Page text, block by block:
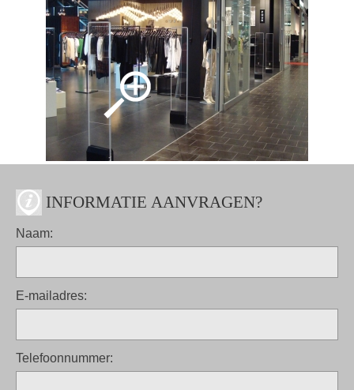
INFORMATIE AANVRAGEN?
Naam:
E-mailadres:
Telefoonnummer: